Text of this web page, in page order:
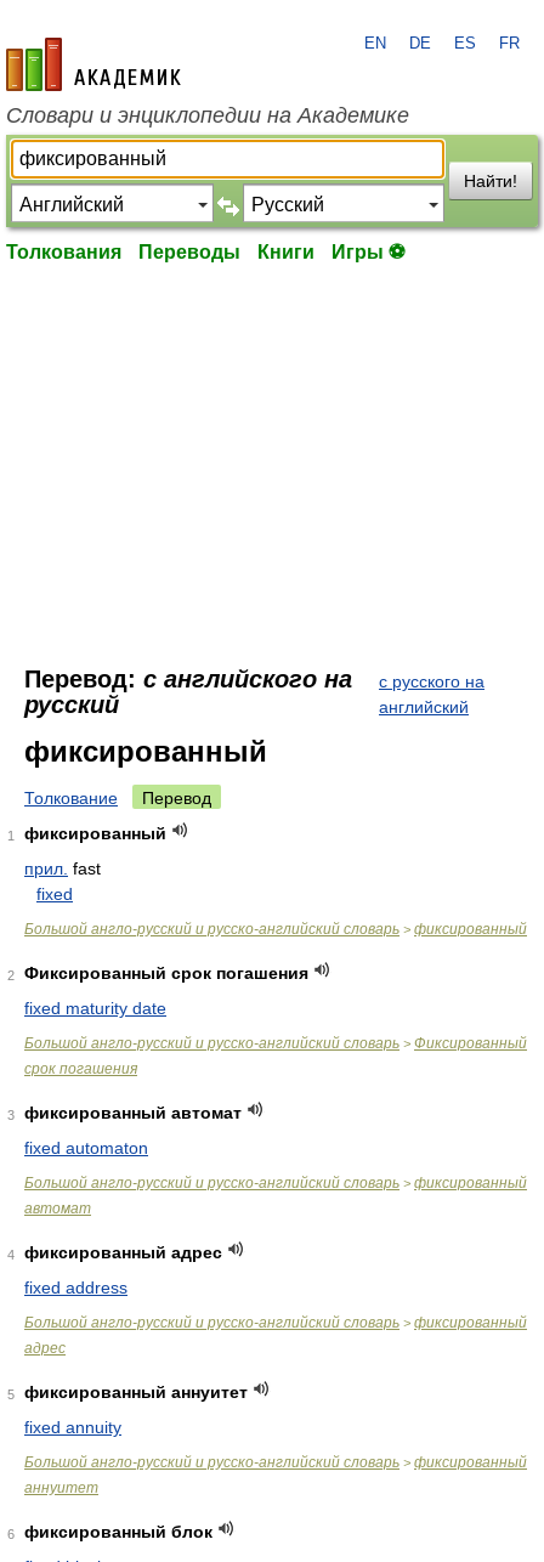
academic.ru
EN DE ES FR
Словари и энциклопедии на Академике
Найти!
Толкования Переводы Книги Игры ⚽
Перевод: с английского на
русский
с русского на
английский
фиксированный
Толкование Перевод
1
фиксированный
прил. fast
fixed
Большой англо-русский и русско-английский словарь > фиксированный
2
Фиксированный срок погашения
fixed maturity date
Большой англо-русский и русско-английский словарь > Фиксированный
срок погашения
3
фиксированный автомат
fixed automaton
Большой англо-русский и русско-английский словарь > фиксированный
автомат
4
фиксированный адрес
fixed address
Большой англо-русский и русско-английский словарь > фиксированный
адрес
5
фиксированный аннуитет
fixed annuity
Большой англо-русский и русско-английский словарь > фиксированный
аннуитет
6
фиксированный блок